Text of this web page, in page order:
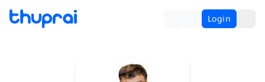
Login